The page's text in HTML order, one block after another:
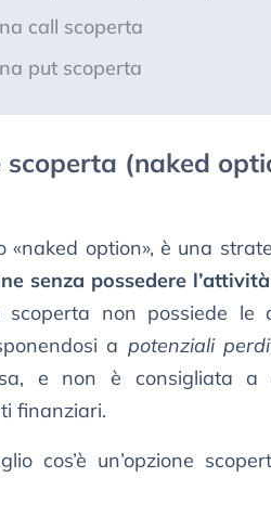
call scoperta
put scoperta
scoperta (naked
«naked option», è una
senza possedere
scoperta non possiede
a potenziali
e non è consigliata
finanziari.
cos’è un’opzione